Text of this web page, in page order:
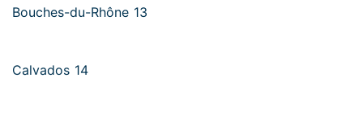
Bouches-du-Rhône 13
Calvados 14